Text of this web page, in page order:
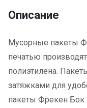
Описание
Мусорные пакеты
печатью
полиэтилена.
затяжками для
пакеты Фрекен Бок